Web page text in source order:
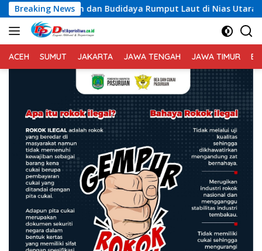
Langsung
ke
konten
Breaking News
Rumput Laut di Nias Utara Respons Cepat
ACEH SUMUT JAKARTA JAWA TENGAH JAWA TIMUR